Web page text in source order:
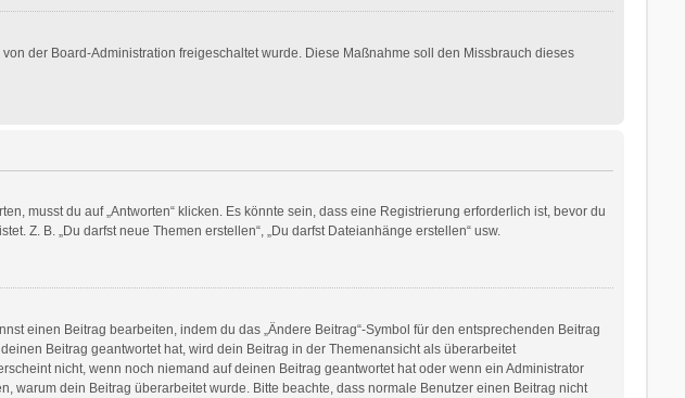
der Board-Administration freigeschaltet wurde. Diese Maßnahme soll den Missbrauch dieses
musst du auf „Antworten“ klicken. Es könnte sein, dass eine Registrierung erforderlich ist, bevor du
Z. B. „Du darfst neue Themen erstellen“, „Du darfst Dateianhänge erstellen“ usw.
einen Beitrag bearbeiten, indem du das „Ändere Beitrag“-Symbol für den entsprechenden Beitrag
Beitrag geantwortet hat, wird dein Beitrag in der Themenansicht als überarbeitet
nicht, wenn noch niemand auf deinen Beitrag geantwortet hat oder wenn ein Administrator
dein Beitrag überarbeitet wurde. Bitte beachte, dass normale Benutzer einen Beitrag nicht